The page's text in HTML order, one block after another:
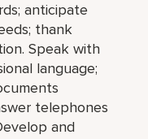
anticipate
thank
Speak with
language;
telephones
and